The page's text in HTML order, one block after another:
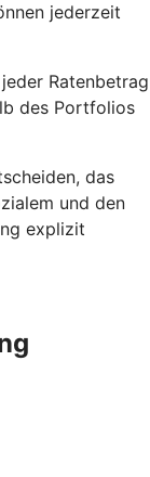
jederzeit
Ratenbetrag
des Portfolios
das
und den
explizit